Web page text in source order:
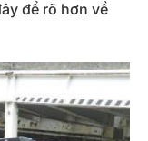
để rõ hơn về